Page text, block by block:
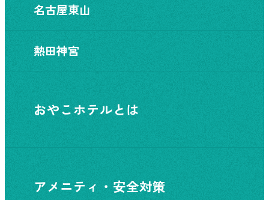
名古屋東山
熱田神宮
おやこホテルとは
アメニティ・安全対策